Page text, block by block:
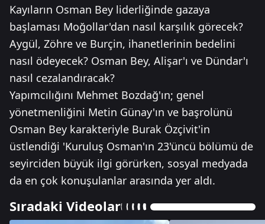
Kayıların Osman Bey liderliğinde gazaya
başlaması Moğollar'dan nasıl karşılık görecek?
Aygül, Zöhre ve Burçin, ihanetlerinin bedelini
nasıl ödeyecek? Osman Bey, Alişar'ı ve Dündar'ı
nasıl cezalandıracak?
Yapımcılığını Mehmet Bozdağ'ın; genel
yönetmenliğini Metin Günay'ın ve başrolünü
Osman Bey karakteriyle Burak Özçivit'in
üstlendiği 'Kuruluş Osman'ın 23'üncü bölümü de
seyirciden büyük ilgi görürken, sosyal medyada
da en çok konuşulanlar arasında yer aldı.
Sıradaki Videolar